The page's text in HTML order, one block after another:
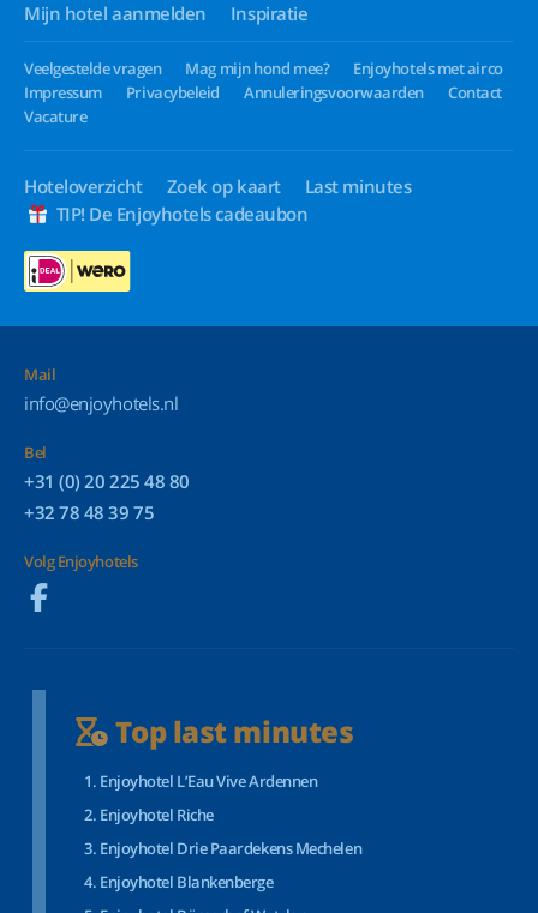
Mijn hotel aanmelden
Inspiratie
Veelgestelde vragen Mag mijn hond mee?
Enjoyhotels met airco
Impressum
Privacybeleid Annuleringsvoorwaarden
Contact
Vacature
Hoteloverzicht Zoek op kaart
Last minutes
TIP! De Enjoyhotels cadeaubon
Mail
info@enjoyhotels.nl
Bel
+31 (0) 20 225 48 80
+32 78 48 39 75
Volg Enjoyhotels
Top last minutes
Enjoyhotel L’Eau Vive Ardennen
Enjoyhotel Riche
Enjoyhotel Drie Paardekens Mechelen
Enjoyhotel Blankenberge